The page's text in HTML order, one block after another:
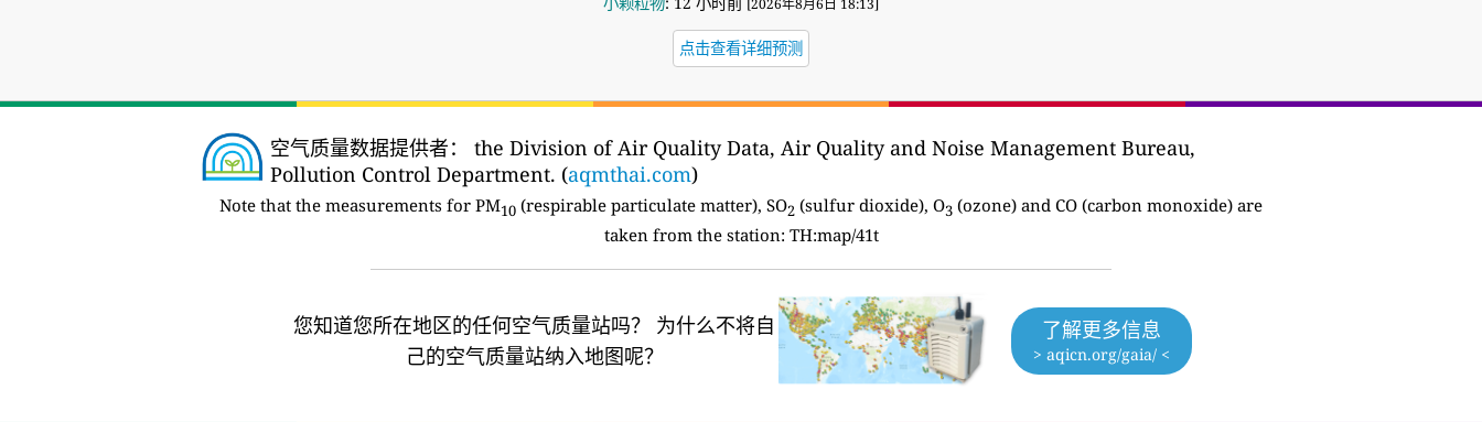
[2026年8月6日 18:13]
点击查看详细预测
空气质量数据提供者：
the Division of Air Quality Data, Air Quality and Noise Management Bureau,
Pollution Control Department. (aqmthai.com)
Note that the measurements for PM10 (respirable particulate matter), SO2 (sulfur dioxide), O3 (ozone) and CO (carbon monoxide) are
taken from the station: TH:map/41t
您知道您所在地区的任何空气质量站吗？
为什么不将自
己的空气质量站纳入地图呢？
了解更多信息
> aqicn.org/gaia/ <